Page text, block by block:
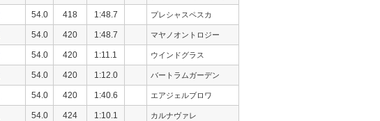
54.0 418 1:48.7 プレシャスペスカ
54.0 420 1:48.7 マヤノオントロジー
54.0 420 1:11.1 ウインドグラス
54.0 420 1:12.0 バートラムガーデン
54.0 420 1:40.6 エアジェルブロワ
54.0 424 1:10.1 カルナヴァレ